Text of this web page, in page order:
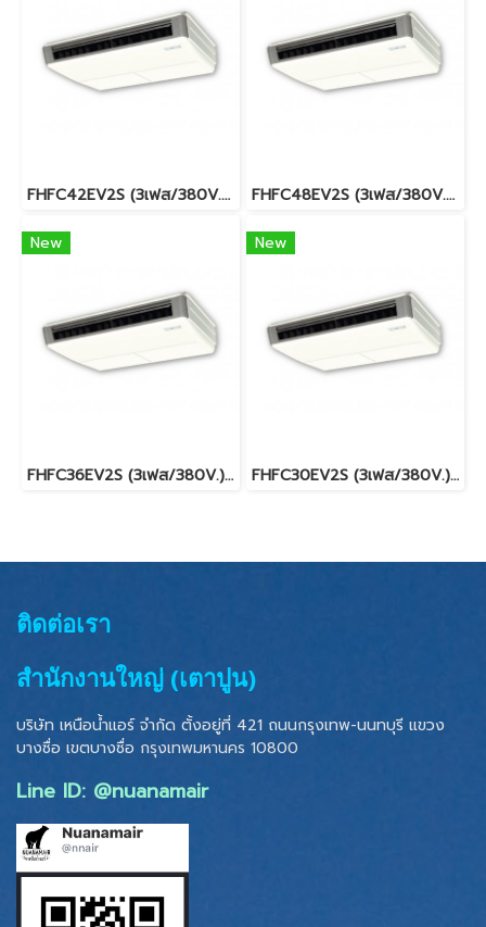
FHFC42EV2S (3เฟส/380V.)(DAIKIN SKYAIR) รุ่นแขวนใต้ฝ้า INVERTER น้ำยา R32 พร้อมบริการติดตั้ง FHFC48EV2S (3เฟส/380V.)(DAIKIN SKYAIR) รุ่นแขวนใต้ฝ้า INVERTER น้ำยา R32 พร้อมบริการติดตั้ง
New
FHFC36EV2S (3เฟส/380V.)(DAIKIN SKYAIR) รุ่นแขวนใต้ฝ้า INVERTER น้ำยา R32 พร้อมบริการติดตั้ง
New
FHFC30EV2S (3เฟส/380V.)(DAIKIN SKYAIR) รุ่นแขวนใต้ฝ้า INVERTER น้ำยา R32 พร้อมบริการติดตั้ง
ติดต่อเรา
สำนักงานใหญ่ (เตาปูน)
บริษัท เหนือน้ำแอร์ จำกัด ตั้งอยู่ที่ 421 ถนนกรุงเทพ-นนทบุรี แขวง
บางซื่อ เขตบางซื่อ กรุงเทพมหานคร 10800
Line ID: @nuanamair